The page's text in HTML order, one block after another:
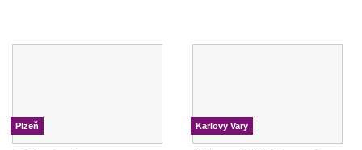
Plzeň Karlovy Vary